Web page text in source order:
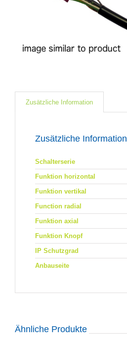
Zusätzliche Information
Zusätzliche Information
Schalterserie
Funktion horizontal
Funktion vertikal
Function radial
Funktion axial
Funktion Knopf
IP Schutzgrad
Anbauseite
Ähnliche Produkte